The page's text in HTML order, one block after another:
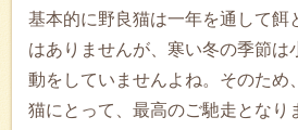
基本的に野良猫は一年を通して餌
はありませんが、寒い冬の季節は
動をしていませんよね。そのため
猫にとって、最高のご馳走となり